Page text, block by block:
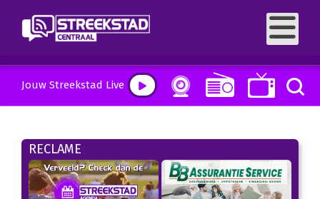
Jouw Streekstad Live
RECLAME